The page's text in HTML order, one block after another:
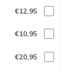
€12,95
€10,95
€20,95